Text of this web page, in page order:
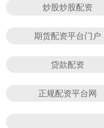
炒股炒股配资
期货配资平台门户
贷款配资
正规配资平台网